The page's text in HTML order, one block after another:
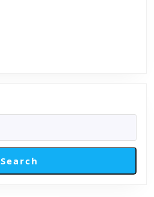
Search